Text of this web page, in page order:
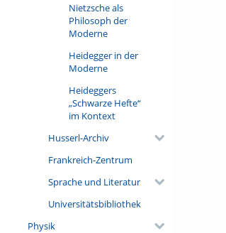
Nietzsche als
Philosoph der
Moderne
Heidegger in der
Moderne
Heideggers
„Schwarze Hefte“
im Kontext
Husserl-Archiv
Frankreich-Zentrum
Sprache und Literatur
Universitätsbibliothek
Physik